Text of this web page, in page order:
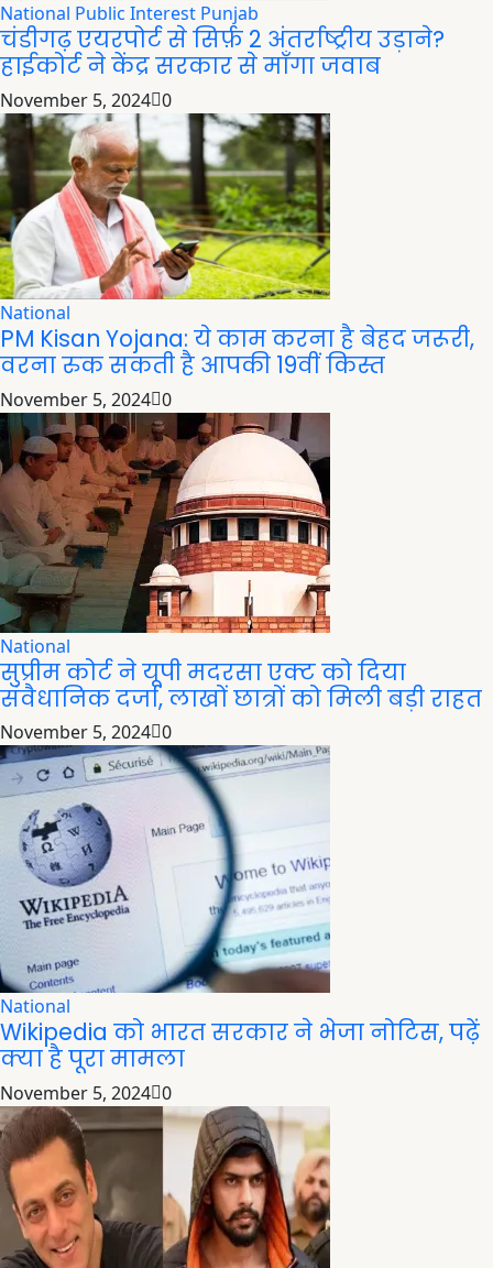
National Public Interest Punjab
चंडीगढ़ एयरपोर्ट से सिर्फ़ 2 अंतर्राष्ट्रीय उड़ाने?
हाईकोर्ट ने केंद्र सरकार से माँगा जवाब
November 5, 2024 0
National
PM Kisan Yojana: ये काम करना है बेहद जरूरी,
वरना रुक सकती है आपकी 19वीं किस्त
November 5, 2024 0
National
सुप्रीम कोर्ट ने यूपी मदरसा एक्ट को दिया
संवैधानिक दर्जा, लाखों छात्रों को मिली बड़ी राहत
November 5, 2024 0
National
Wikipedia को भारत सरकार ने भेजा नोटिस, पढ़ें
क्या है पूरा मामला
November 5, 2024 0